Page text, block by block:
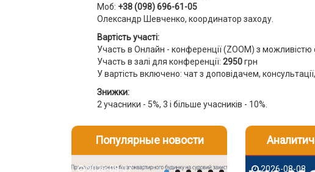
Моб: +38 (098) 696-61-05
Олександр Шевченко, координатор заходу.
Вартість участі:
Участь в Онлайн - конференції (ZOOM) з можливістю
Участь в залі для конференції: 2950грн
У вартість включено: чат з доповідачем,
Знижки:
2 учасники - 5%, 3 і більше учасників - 10%.
Популярные новости
2026-08-07 2026-08-06
2026-08-03 2026-08-08
2026-08-